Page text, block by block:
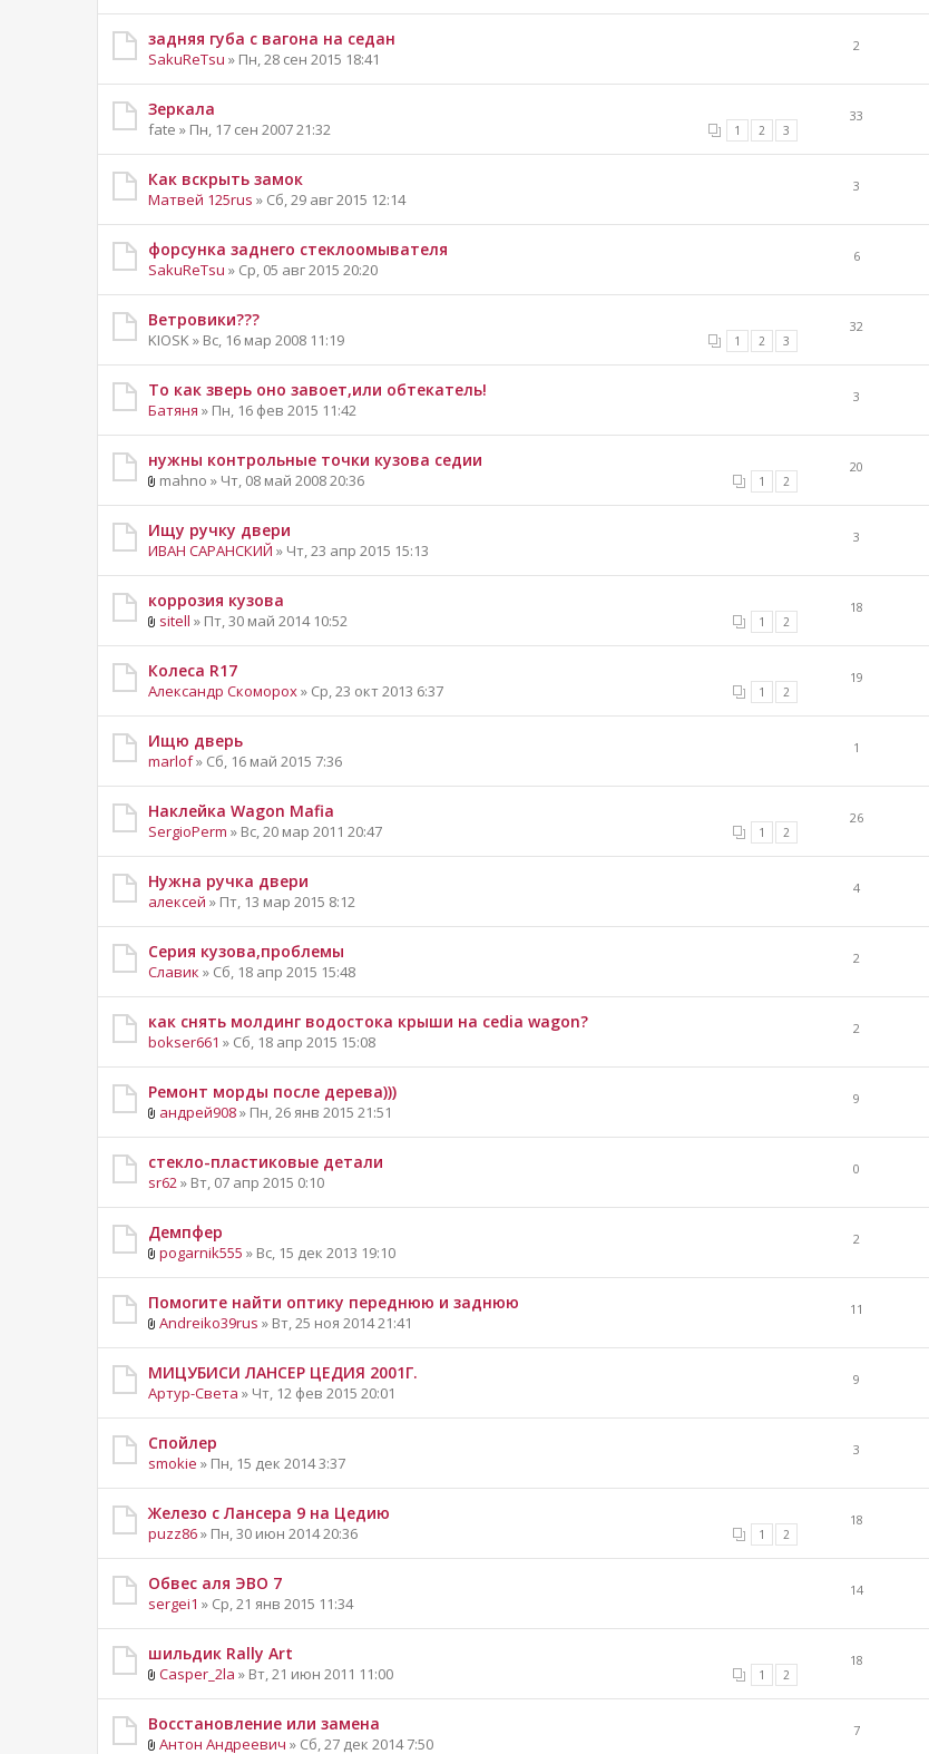
задняя губа с вагона на седан
SakuReTsu » Пн, 28 сен 2015 18:41
2
Зеркала
1 2 3
fate » Пн, 17 сен 2007 21:32
33
Как вскрыть замок
Матвей 125rus » Сб, 29 авг 2015 12:14
3
форсунка заднего стеклоомывателя
SakuReTsu » Ср, 05 авг 2015 20:20
6
Ветровики???
1 2 3
KIOSK » Вс, 16 мар 2008 11:19
32
То как зверь оно завоет,или обтекатель!
Батяня » Пн, 16 фев 2015 11:42
3
нужны контрольные точки кузова седии
1 2
mahno » Чт, 08 май 2008 20:36
20
Ищу ручку двери
ИВАН САРАНСКИЙ » Чт, 23 апр 2015 15:13
3
коррозия кузова
1 2
sitell » Пт, 30 май 2014 10:52
18
Колеса R17
1 2
Александр Скоморох» Ср, 23 окт 2013 6:37
19
Ищю дверь
marlof» Сб, 16 май 2015 7:36
1
Наклейка Wagon Mafia
1 2
SergioPerm » Вс, 20 мар 2011 20:47
26
Нужна ручка двери
алексей » Пт, 13 мар 2015 8:12
4
Серия кузова,проблемы
Славик » Сб, 18 апр 2015 15:48
2
как снять молдинг водостока крыши на cedia wagon?
bokser661 » Сб, 18 апр 2015 15:08
2
Ремонт морды после дерева)))
андрей908» Пн, 26 янв 2015 21:51
9
стекло-пластиковые детали
sr62 » Вт, 07 апр 2015 0:10
0
Демпфер
pogarnik555 » Вс, 15 дек 2013 19:10
2
Помогите найти оптику переднюю и заднюю
Andreiko39rus » Вт, 25 ноя 2014 21:41
11
МИЦУБИСИ ЛАНСЕР ЦЕДИЯ 2001Г.
Артур-Света » Чт, 12 фев 2015 20:01
9
Спойлер
smokie » Пн, 15 дек 2014 3:37
3
Железо с Лансера 9 на Цедию
1 2
puzz86» Пн, 30 июн 2014 20:36
18
Обвес аля ЭВО 7
sergei1 » Ср, 21 янв 2015 11:34
14
шильдик Rally Art
1 2
Casper_2la » Вт, 21 июн 2011 11:00
18
Восстановление или замена
Aнтон Андреевич » Сб, 27 дек 2014 7:50
7